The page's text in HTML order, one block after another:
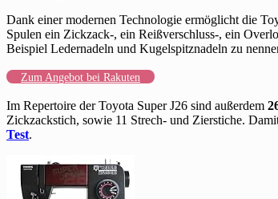
Dank einer modernen Technologie ermöglicht die
Spulen ein Zickzack-, ein Reißverschluss-, ein
Beispiel Ledernadeln und Kugelspitznadeln zu
Zum Angebot bei Rakuten
Im Repertoire der Toyota Super J26 sind außerdem
Zickzackstich, sowie 11 Strech- und Zierstiche.
Test.